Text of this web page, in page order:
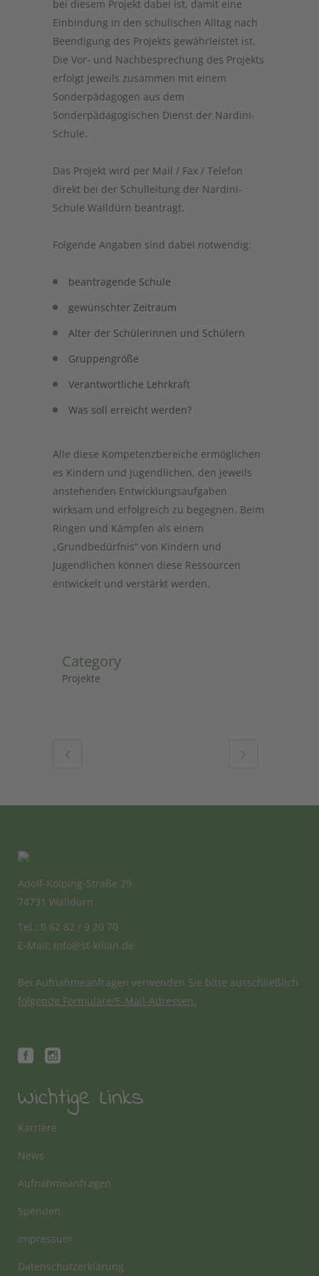
bei diesem Projekt dabei ist, damit eine
Einbindung in den schulischen Alltag nach
Beendigung des Projekts gewährleistet ist.
Die Vor- und Nachbesprechung des Projekts
erfolgt jeweils zusammen mit einem
Sonderpädagogen aus dem
Sonderpädagogischen Dienst der Nardini-
Schule.
Das Projekt wird per Mail / Fax / Telefon
direkt bei der Schulleitung der Nardini-
Schule Walldürn beantragt.
Folgende Angaben sind dabei notwendig:
beantragende Schule
gewünschter Zeitraum
Alter der Schülerinnen und Schülern
Gruppengröße
Verantwortliche Lehrkraft
Was soll erreicht werden?
Alle diese Kompetenzbereiche ermöglichen
es Kindern und Jugendlichen, den jeweils
anstehenden Entwicklungsaufgaben
wirksam und erfolgreich zu begegnen. Beim
Ringen und Kämpfen als einem
„Grundbedürfnis“ von Kindern und
Jugendlichen können diese Ressourcen
entwickelt und verstärkt werden.
Category
Projekte
Adolf-Kolping-Straße 29
74731 Walldürn
Tel.: 0 62 82 / 9 20 70
E-Mail: info@st-kilian.de
Bei Aufnahmeanfragen verwenden Sie bitte ausschließlich
folgende Formulare/E-Mail-Adressen.
Wichtige Links
Karriere
News
Aufnahmeanfragen
Spenden
Impressum
Datenschutzerklärung